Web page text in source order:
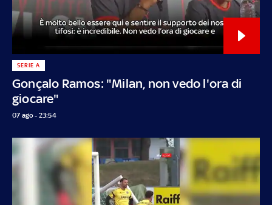
Gonçalo Ramos: "Milan, non vedo l'ora di
giocare"
SERIE A
07 ago - 23:54